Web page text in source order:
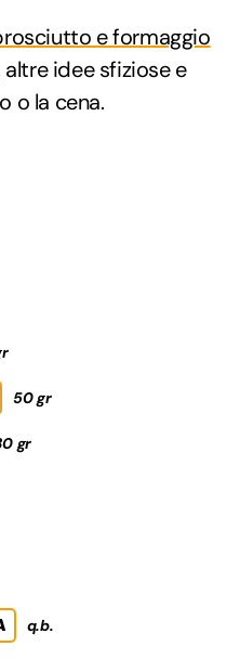
e formaggio
altre idee sfiziose e
o la cena.
50 gr
gr
q.b.